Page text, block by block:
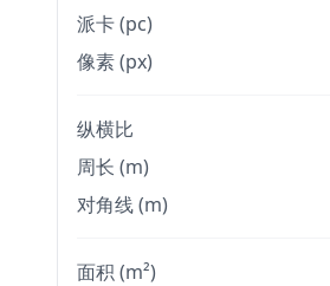
派卡 (pc)
像素 (px)
纵横比
周长 (m)
对角线 (m)
面积 (m²)